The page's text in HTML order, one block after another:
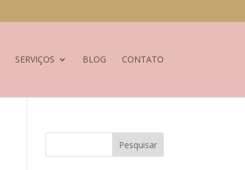
SERVIÇOS BLOG CONTATO
Pesquisar